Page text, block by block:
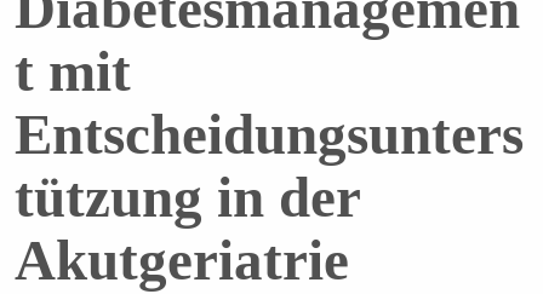
t mit
Entscheidungsunters
tützung in der
Akutgeriatrie